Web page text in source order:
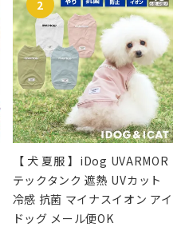
【 犬 夏服 】iDog UVARMOR
テックタンク 遮熱 UVカット
冷感 抗菌 マイナスイオン アイ
ドッグ メール便OK